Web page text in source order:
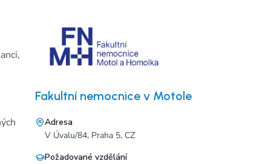
Fakultní nemocnice v Motole
Adresa
V Úvalu/84, Praha 5, CZ
Požadované vzdělání